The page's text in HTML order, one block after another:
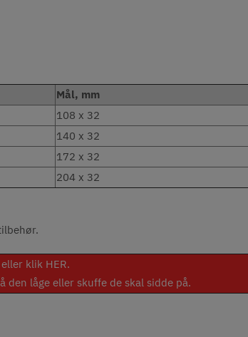
Mål, mm
108 x 32
140 x 32
172 x 32
204 x 32
klik HER.
låge eller skuffe de skal sidde på.